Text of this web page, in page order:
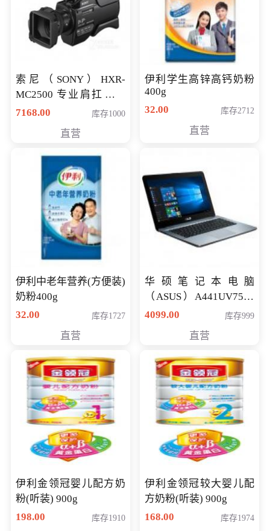
索尼（SONY）HXR-
MC2500 专业肩扛式存
储卡全高清摄录一体机
清入门级摄像机
7168.00 库存1000
直营
伊利学生高锌高钙奶粉
400g
32.00
库存2712
直营
伊利中老年营养(方便装)
奶粉400g
32.00
库存1727
直营
华硕笔记本电脑
（ASUS）A441UV7500
顽石（7代i7-7500U 4G
4099.00 库存999
直营
伊利金领冠婴儿配方奶
粉(听装) 900g
198.00
库存1910
伊利金领冠较大婴儿配
方奶粉(听装) 900g
168.00
库存1974